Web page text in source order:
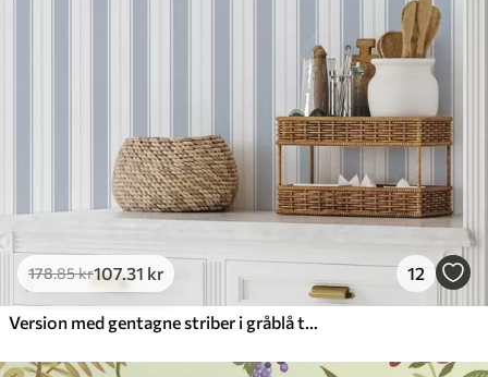
178.85kr107.31 kr 12
Version med gentagne striber i gråblå toner